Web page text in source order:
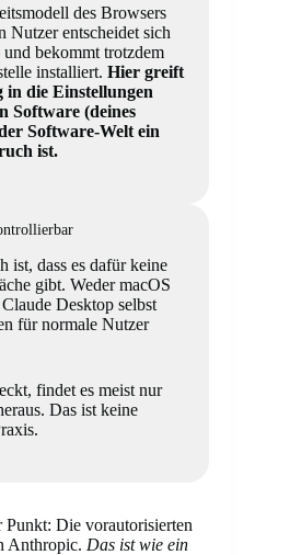
des Browsers
Nutzer entscheidet sich
bekommt trotzdem
installiert.Hier greift
in die Einstellungen
Software (deines
Software-Welt ein
ist.
ist, dass es dafür keine
gibt. Weder macOS
Desktop selbst
für normale Nutzer
findet es meist nur
Das ist keine
Die vorautorisierten
Anthropic. Das ist wie ein